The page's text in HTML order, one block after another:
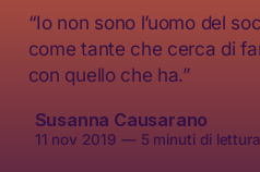
“Io non sono l’uomo del
come tante che cerca di
con quello che ha.”
Susanna Causarano
11 nov 2019 —5 minuti di lettura